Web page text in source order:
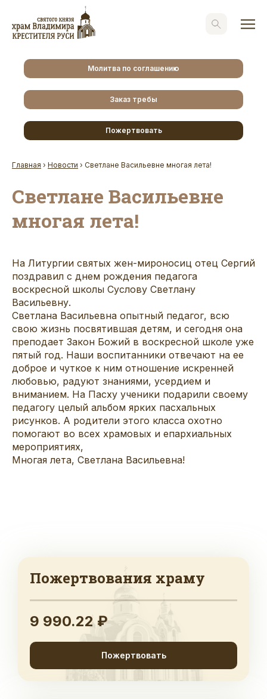
Молитва по соглашению
Заказ требы
Пожертвовать
Главная › Новости › Светлане Васильевне многая лета!
Светлане Васильевне
многая лета!
На Литургии святых жен-мироносиц отец Сергий
поздравил с днем рождения педагога
воскресной школы Суслову Светлану
Васильевну.
Светлана Васильевна опытный педагог, всю
свою жизнь посвятившая детям, и сегодня она
преподает Закон Божий в воскресной школе уже
пятый год. Наши воспитанники отвечают на ее
доброе и чуткое к ним отношение искренней
любовью, радуют знаниями, усердием и
вниманием. На Пасху ученики подарили своему
педагогу целый альбом ярких пасхальных
рисунков. А родители этого класса охотно
помогают во всех храмовых и епархиальных
мероприятиях,
Многая лета, Светлана Васильевна!
Пожертвования храму
9 990.22 ₽
Пожертвовать